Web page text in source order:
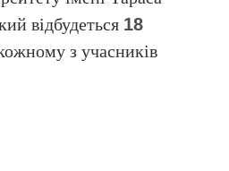
відбудеться 18
з учасників